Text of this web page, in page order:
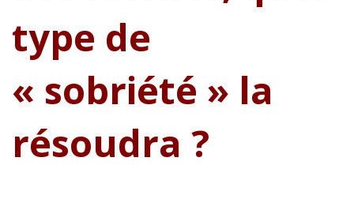
type de
« sobriété » la
résoudra ?